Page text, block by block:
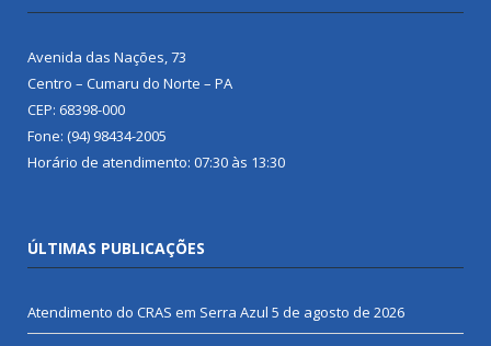
Avenida das Nações, 73
Centro – Cumaru do Norte – PA
CEP: 68398-000
Fone: (94) 98434-2005
Horário de atendimento: 07:30 às 13:30
ÚLTIMAS PUBLICAÇÕES
Atendimento do CRAS em Serra Azul 5 de agosto de 2026